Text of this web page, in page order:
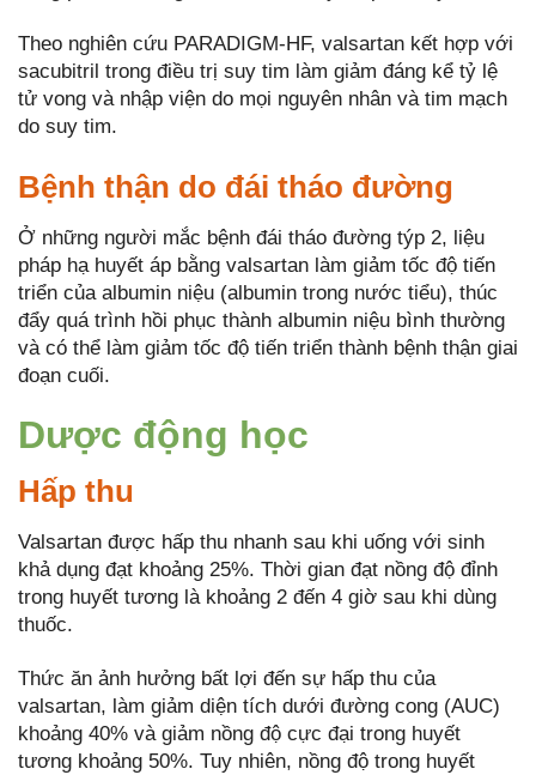
Theo nghiên cứu PARADIGM-HF, valsartan kết hợp với
sacubitril trong điều trị suy tim làm giảm đáng kể tỷ lệ
tử vong và nhập viện do mọi nguyên nhân và tim mạch
do suy tim.
Bệnh thận do đái tháo đường
Ở những người mắc bệnh đái tháo đường týp 2, liệu
pháp hạ huyết áp bằng valsartan làm giảm tốc độ tiến
triển của albumin niệu (albumin trong nước tiểu), thúc
đẩy quá trình hồi phục thành albumin niệu bình thường
và có thể làm giảm tốc độ tiến triển thành bệnh thận giai
đoạn cuối.
Dược động học
Hấp thu
Valsartan được hấp thu nhanh sau khi uống với sinh
khả dụng đạt khoảng 25%. Thời gian đạt nồng độ đỉnh
trong huyết tương là khoảng 2 đến 4 giờ sau khi dùng
thuốc.
Thức ăn ảnh hưởng bất lợi đến sự hấp thu của
valsartan, làm giảm diện tích dưới đường cong (AUC)
khoảng 40% và giảm nồng độ cực đại trong huyết
tương khoảng 50%. Tuy nhiên, nồng độ trong huyết